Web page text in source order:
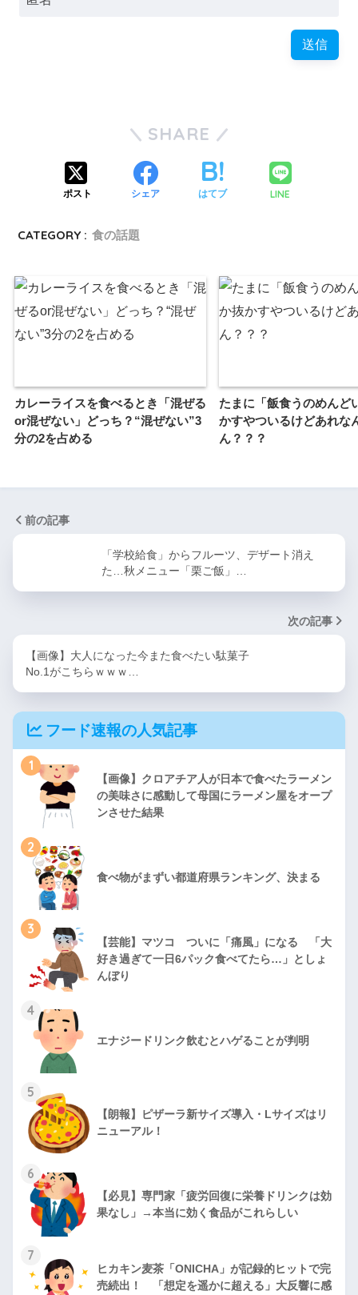
SHARE
ポスト シェア はてブ LINE
CATEGORY : 食の話題
カレーライスを食べるとき「混ぜる
or混ぜない」どっち？“混ぜない”3
分の2を占める
たまに「飯食うのめんど
かすやついるけどあれな
ん？？？
前の記事
「学校給食」からフルーツ、デザート消え
た…秋メニュー「栗ご飯」…
次の記事
【画像】大人になった今また食べたい駄菓子
No.1がこちらｗｗｗ…
フード速報の人気記事
1
【画像】クロアチア人が日本で食べたラーメン
の美味さに感動して母国にラーメン屋をオープ
ンさせた結果
2
食べ物がまずい都道府県ランキング、決まる
3
【芸能】マツコ ついに「痛風」になる 「大
好き過ぎて一日6パック食べてたら…」としょ
んぼり
4
エナジードリンク飲むとハゲることが判明
5
【朗報】ピザーラ新サイズ導入・Lサイズはリ
ニューアル！
6
【必見】専門家「疲労回復に栄養ドリンクは効
果なし」→本当に効く食品がこれらしい
7
ヒカキン麦茶「ONICHA」が記録的ヒットで完
売続出！ 「想定を遥かに超える」大反響に感